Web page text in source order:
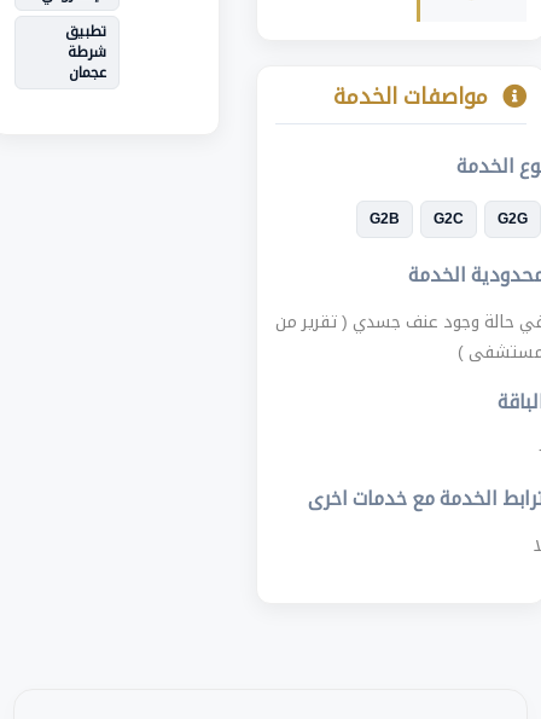
مواصفات الخدمة
الخدمة
G2G
G2C
G2B
الخدمة
حالة وجود عنف جسدي ( تقرير من
)
الخدمة مع خدمات اخرى
تطبيق
شرطة
عجمان